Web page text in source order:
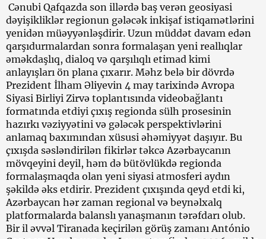
Cənubi Qafqazda son illərdə baş verən geosiyasi
dəyişikliklər regionun gələcək inkişaf istiqamətlərini
yenidən müəyyənləşdirir. Uzun müddət davam edən
qarşıdurmalardan sonra formalaşan yeni reallıqlar
əməkdaşlıq, dialoq və qarşılıqlı etimad kimi
anlayışları ön plana çıxarır. Məhz belə bir dövrdə
Prezident İlham Əliyevin 4 may tarixində Avropa
Siyasi Birliyi Zirvə toplantısında videobağlantı
formatında etdiyi çıxış regionda sülh prosesinin
hazırkı vəziyyətini və gələcək perspektivlərini
anlamaq baxımından xüsusi əhəmiyyət daşıyır. Bu
çıxışda səsləndirilən fikirlər təkcə Azərbaycanın
mövqeyini deyil, həm də bütövlükdə regionda
formalaşmaqda olan yeni siyasi atmosferi aydın
şəkildə əks etdirir. Prezident çıxışında qeyd etdi ki,
Azərbaycan hər zaman regional və beynəlxalq
platformalarda balanslı yanaşmanın tərəfdarı olub.
Bir il əvvəl Tiranada keçirilən görüş zamanı António